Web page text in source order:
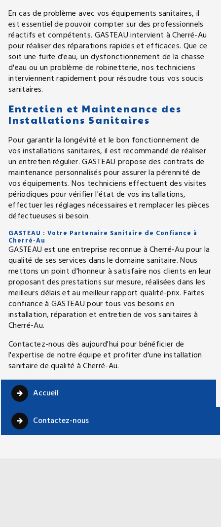
En cas de problème avec vos équipements sanitaires, il
est essentiel de pouvoir compter sur des professionnels
réactifs et compétents. GASTEAU intervient à Cherré-Au
pour réaliser des réparations rapides et efficaces. Que ce
soit une fuite d'eau, un dysfonctionnement de la chasse
d'eau ou un problème de robinetterie, nos techniciens
interviennent rapidement pour résoudre tous vos soucis
sanitaires.
Entretien et Maintenance des
Installations Sanitaires
Pour garantir la longévité et le bon fonctionnement de
vos installations sanitaires, il est recommandé de réaliser
un entretien régulier. GASTEAU propose des contrats de
maintenance personnalisés pour assurer la pérennité de
vos équipements. Nos techniciens effectuent des visites
périodiques pour vérifier l'état de vos installations,
effectuer les réglages nécessaires et remplacer les pièces
défectueuses si besoin.
GASTEAU : Votre Partenaire Sanitaire de Confiance à
Cherré-Au
GASTEAU est une entreprise reconnue à Cherré-Au pour la
qualité de ses services dans le domaine sanitaire. Nous
mettons un point d'honneur à satisfaire nos clients en leur
proposant des prestations sur mesure, réalisées dans les
meilleurs délais et au meilleur rapport qualité-prix. Faites
confiance à GASTEAU pour tous vos besoins en
installation, réparation et entretien de vos sanitaires à
Cherré-Au.
Contactez-nous dès aujourd'hui pour bénéficier de
l'expertise de notre équipe et profiter d'une installation
sanitaire de qualité à Cherré-Au.
Accueil
Contactez-nous